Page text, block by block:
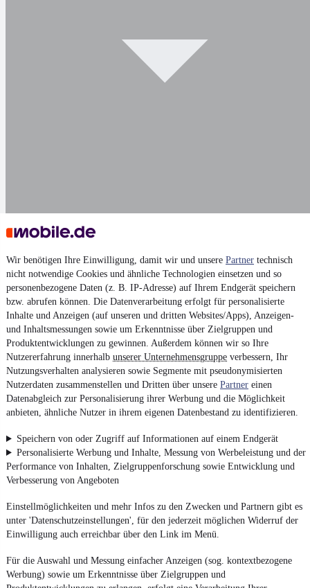
Wir benötigen Ihre Einwilligung, damit wir und unsere Partner technisch
nicht notwendige Cookies und ähnliche Technologien einsetzen und so
personenbezogene Daten (z. B. IP-Adresse) auf Ihrem Endgerät speichern
bzw. abrufen können. Die Datenverarbeitung erfolgt für personalisierte
Inhalte und Anzeigen (auf unseren und dritten Websites/Apps), Anzeigen-
und Inhaltsmessungen sowie um Erkenntnisse über Zielgruppen und
Produktentwicklungen zu gewinnen. Außerdem können wir so Ihre
Nutzererfahrung innerhalb unserer Unternehmensgruppe verbessern, Ihr
Nutzungsverhalten analysieren sowie Segmente mit pseudonymisierten
Nutzerdaten zusammenstellen und Dritten über unsere Partner einen
Datenabgleich zur Personalisierung ihrer Werbung und die Möglichkeit
anbieten, ähnliche Nutzer in ihrem eigenen Datenbestand zu identifizieren.
Speichern von oder Zugriff auf Informationen auf einem Endgerät
Personalisierte Werbung und Inhalte, Messung von Werbeleistung und der
Performance von Inhalten, Zielgruppenforschung sowie Entwicklung und
Verbesserung von Angeboten
Einstellmöglichkeiten und mehr Infos zu den Zwecken und Partnern gibt es
unter 'Datenschutzeinstellungen', für den jederzeit möglichen Widerruf der
Einwilligung auch erreichbar über den Link im Menü.
Für die Auswahl und Messung einfacher Anzeigen (sog. kontextbezogene
Werbung) sowie um Erkenntnisse über Zielgruppen und
Darstellung